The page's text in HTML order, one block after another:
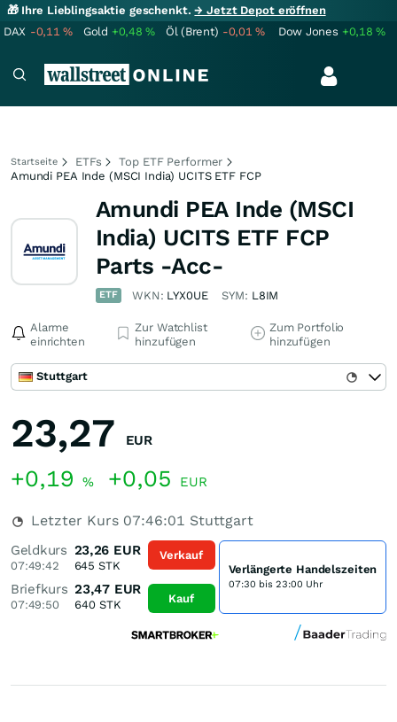
🎁 Ihre Lieblingsaktie geschenkt.→ Jetzt Depot eröffnen
DAX -0,11% Gold +0,48% Öl (Brent) -0,01% Dow Jones +0,18%
Startseite ETFs
Top ETF Performer
Amundi PEA Inde (MSCI India) UCITS ETF FCP
Amundi PEA Inde (MSCI
India) UCITS ETF FCP
Parts -Acc-
ETF WKN: LYX0UE SYM: L8IM
Alarme
einrichten
Zur Watchlist
hinzufügen
Zum Portfolio
hinzufügen
Stuttgart
23,27 EUR
+0,19 % +0,05 EUR
Letzter Kurs 07:46:01 Stuttgart
Geldkurs
07:49:42
23,26 EUR
645 STK
Briefkurs
07:49:50
23,47 EUR
640STK
Verkauf
Kauf
Verlängerte Handelszeiten
07:30 bis 23:00 Uhr